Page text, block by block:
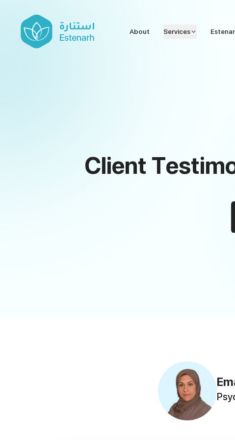
About Services
Client